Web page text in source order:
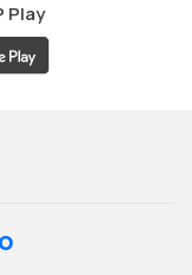
Play